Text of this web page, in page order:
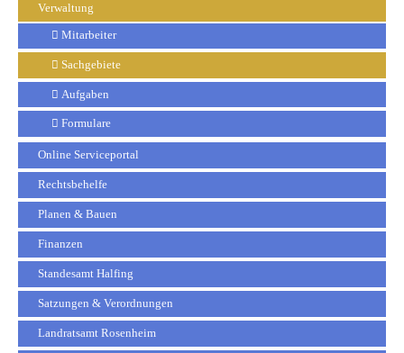
Verwaltung
Mitarbeiter
Sachgebiete
Aufgaben
Formulare
Online Serviceportal
Rechtsbehelfe
Planen & Bauen
Finanzen
Standesamt Halfing
Satzungen & Verordnungen
Landratsamt Rosenheim